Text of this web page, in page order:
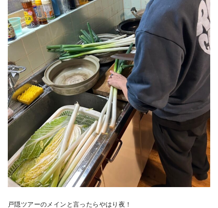
戸隠ツアーのメインと言ったらやはり夜！